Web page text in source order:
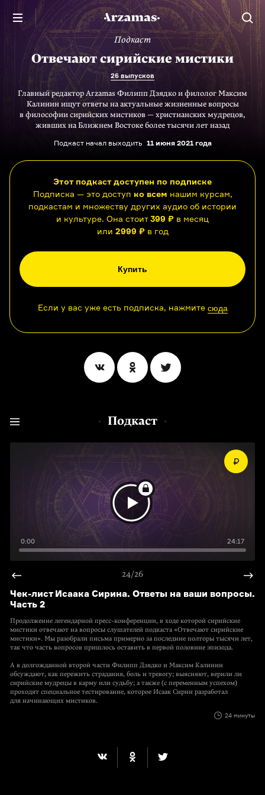
Подкаст
Отвечают сирийские мистики
26 выпусков
Главный редактор Arzamas Филипп Дзядко и филолог Максим
Калинин ищут ответы на актуальные жизненные вопросы
в философии сирийских мистиков — христианских мудрецов,
живших на Ближнем Востоке более тысячи лет назад
Подкаст начал выходить 11 июня 2021 года
Этот подкаст доступен по подписке
Подписка — это доступ ко всем нашим курсам,
подкастам и множеству других аудио об истории
и культуре. Она стоит399 ₽ в месяц
или 2999 ₽в год
Купить
Если у вас уже есть подписка, нажмите сюда
Подкаст
0:00 24:17
24/26
Чек-лист Исаака Сирина. Ответы на ваши вопросы.
Часть 2
Продолжение легендарной пресс-конференции, в ходе которой сирийские
мистики отвечают на вопросы слушателей подкаста «Отвечают сирийские
мистики». Мы разобрали письма примерно за последние полторы тысячи лет,
так что часть вопросов пришлось оставить в первой половине эпизода.
А в долгожданной второй части Филипп Дзядко и Максим Калинин
обсуждают, как пережить страдания, боль и тревогу; выясняют, верили ли
сирийские мудрецы в карму или судьбу; а также (с переменным успехом)
проходят специальное тестирование, которое Исаак Сирин разработал
для начинающих мистиков.
24 минуты